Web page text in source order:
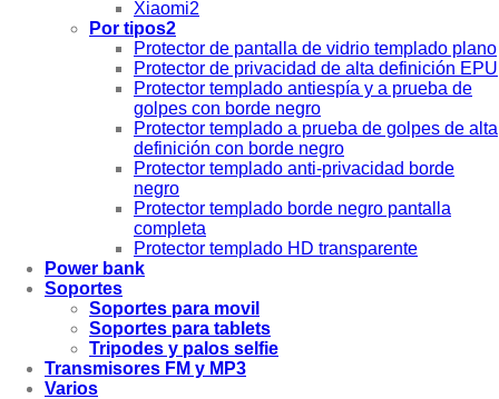
Xiaomi2
Por tipos2
Protector de pantalla de vidrio templado plano
Protector de privacidad de alta definición EPU
Protector templado antiespía y a prueba de
golpes con borde negro
Protector templado a prueba de golpes de alta
definición con borde negro
Protector templado anti-privacidad borde
negro
Protector templado borde negro pantalla
completa
Protector templado HD transparente
Power bank
Soportes
Soportes para movil
Soportes para tablets
Tripodes y palos selfie
Transmisores FM y MP3
Varios